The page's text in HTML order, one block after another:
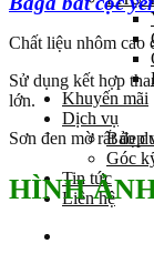
Khuyến mãi
Dịch vụ
Bảo
Góc
Tin tức
Liên hệ
Chất liệu nhôm cao
Sử dụng kết hợp
lớn.
Sơn đen mờ rất đẹp
HÌNH